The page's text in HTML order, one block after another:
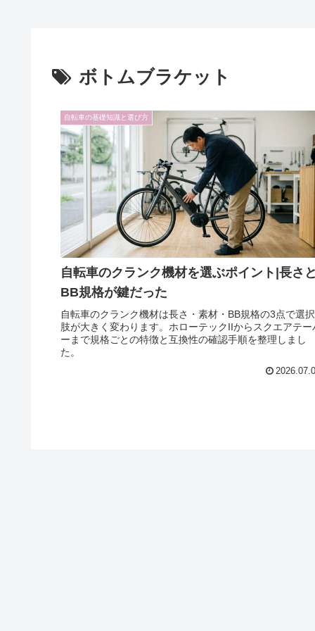
ボトムブラケット
自転車の基礎知識と選び方
自転車のクランク機材を選ぶポイント|長さ
BB規格が鍵だった
自転車のクランク機材は長さ・素材・BB規格の3点で選択
肢が大きく変わります。ホローテックIIからスクエアテー
ーまで規格ごとの特徴と互換性の確認手順を整理しまし
た。